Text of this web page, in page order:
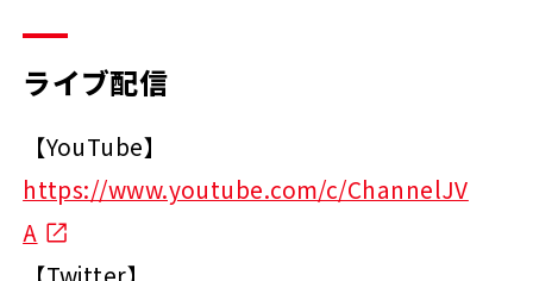
ライブ配信
【YouTube】
https://www.youtube.com/c/ChannelJV
A